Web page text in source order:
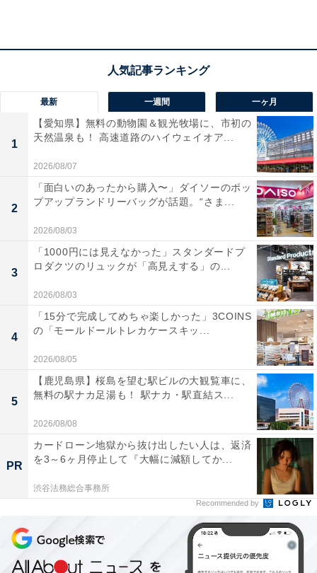
楽天トラベルの「クーポン祭」とは？
楽天トラベルでは、定期的に「クーポン祭」を開催。人
気の宿やホテルを対象に、宿泊予約で使えるお得な割引
クーポンを配布します。
クーポンは、国内宿泊や海外ツアー、レンタカーなど、
さまざまな旅行商品で利用可能。複数のクーポンを組み
合わせて、さらに割引率をアップできる場合もありま
す。賢く旅の計画を立てて、お得に旅行を楽しみましょ
う。
最新 一週間 一ヶ月
1
【愛知県】無料の動物園＆観光牧場に、市初の
天然温泉も！ 高速道路のハイウェイオア...
2026/08/07
2
「面白いのあったから購入〜」ダイソーのポッ
プアップランドリーバッグが話題。“さま...
2026/08/03
3
「1000円には見えなかった」スタンダードプ
ロダクツのリュックが「高見えする」の...
2026/08/03
4
「15分で完成してめちゃ楽しかった」3COINS
の「モールドールトレカケースキッ...
2026/08/05
5
【鹿児島県】桜島を望む駅ビルの大観覧車に、
無料の駅ナカ足湯も！ 駅ナカ・駅直結ス...
2026/08/08
PR
カードローン地獄から抜け出したい人は、返済
を3～6ヶ月停止して『大幅に減額してか...
渋谷法務総合事務所
Recommended by